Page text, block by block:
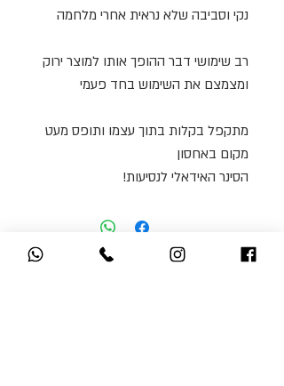
נקי וסביבה שלא נראית אחרי מלחמה
רב שימושי דבר ההופך אותו למוצר ירוק
ומצמצם את השימוש בחד פעמי
מתקפל בקלות בתוך עצמו ותופס מעט
מקום באחסון
הסינר האידאלי לנסיעות!